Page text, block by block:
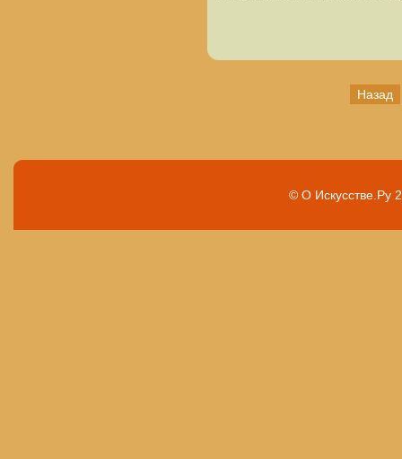
Назад
© О Искусстве.Ру